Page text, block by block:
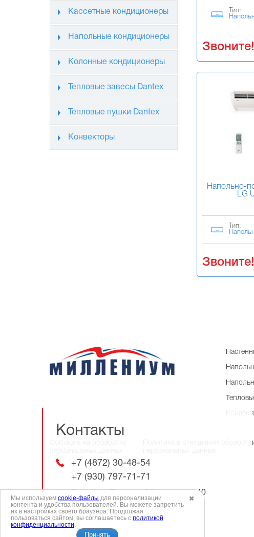
Кассетные кондиционеры
Напольные кондиционеры
Колонные кондиционеры
Тепловые завесы Dantex
Тепловые пушки Dantex
Конвекторы
Тип:
Звоните!
Напольно-
LG
Тип:
Звоните!
Контакты
+7 (4872) 30-48-54
+7 (930) 797-71-71
Россия, г. Тула. ул. Оборонная, д.40
millenium71@bk.ru
Политика в отношении
✖️
Мы используем cookie-файлы для персонализации
контента и удобства пользователей. Вы можете запретить
их в настройках своего браузера. Продолжая
пользоваться сайтом, вы соглашаетесь с политикой
конфиденциальности.
Принять